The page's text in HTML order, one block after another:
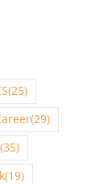
(25)
(29)
(35)
(19)